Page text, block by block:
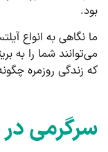
بود.
می‌توانند شما را به
که زندگی روزمره
سرگرمی در